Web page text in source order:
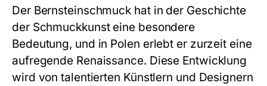
Der Bernsteinschmuck hat in der Geschichte
der Schmuckkunst eine besondere
Bedeutung, und in Polen erlebt er zurzeit eine
aufregende Renaissance. Diese Entwicklung
wird von talentierten Künstlern und Designern